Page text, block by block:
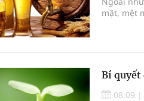
mặt, mệt
Bí quyết
08:09 |